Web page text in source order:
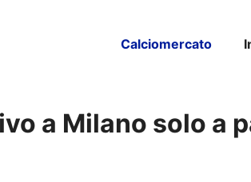
Calciomercato
a Milano solo a